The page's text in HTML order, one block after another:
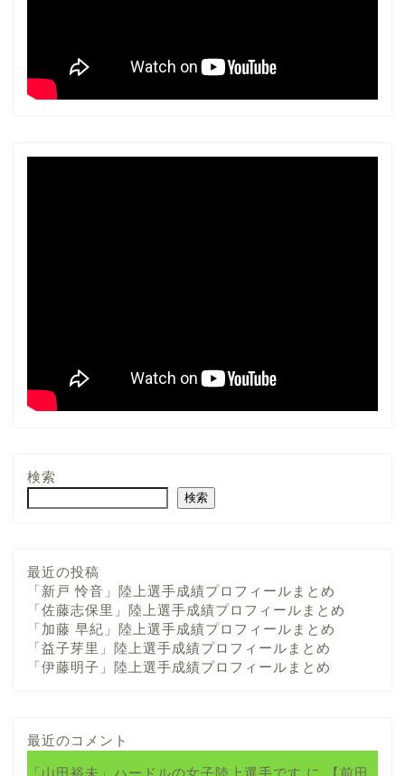
検索
検索
最近の投稿
「新戸 怜音」陸上選手成績プロフィールまとめ
「佐藤志保里」陸上選手成績プロフィールまとめ
「加藤 早紀」陸上選手成績プロフィールまとめ
「益子芽里」陸上選手成績プロフィールまとめ
「伊藤明子」陸上選手成績プロフィールまとめ
最近のコメント
「山田裕未」ハードルの女子陸上選手です に 【前田